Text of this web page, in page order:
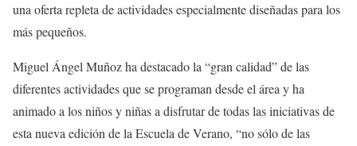
una oferta repleta de actividades especialmente diseñadas para los
más pequeños.
Miguel Ángel Muñoz ha destacado la “gran calidad” de las
diferentes actividades que se programan desde el área y ha
animado a los niños y niñas a disfrutar de todas las iniciativas de
esta nueva edición de la Escuela de Verano, “no sólo de las